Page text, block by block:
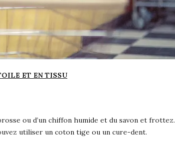
ET EN TISSU
ou d’un chiffon humide et du savon et frottez.
utiliser un coton tige ou un cure-dent.